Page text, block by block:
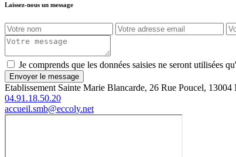
Laissez-nous un message
Je comprends que les données saisies ne seront utilisées
Envoyer le message
Etablissement Sainte Marie Blancarde, 26 Rue Poucel, 13004
04.91.18.50.20
accueil.smb@eccoly.net